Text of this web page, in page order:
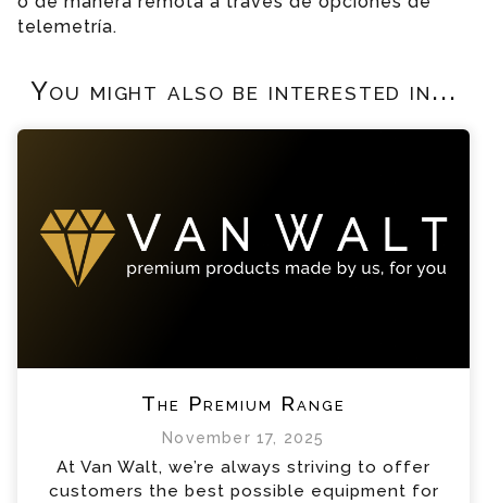
telemetría.
You might also be interested in...
The Premium Range
November 17, 2025
At Van Walt, we’re always striving to offer
customers the best possible equipment for